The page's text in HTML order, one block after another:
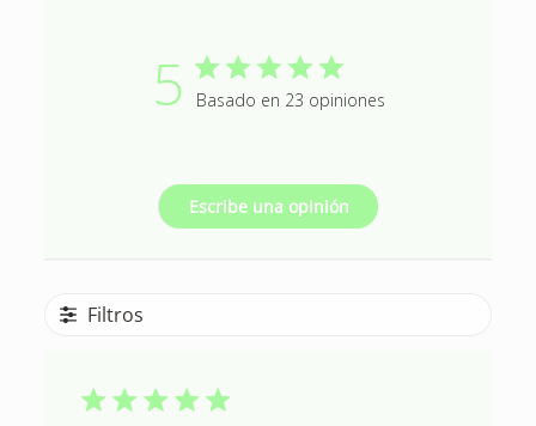
5 Basado en 23 opiniones
Escribe una opinión
Filtros